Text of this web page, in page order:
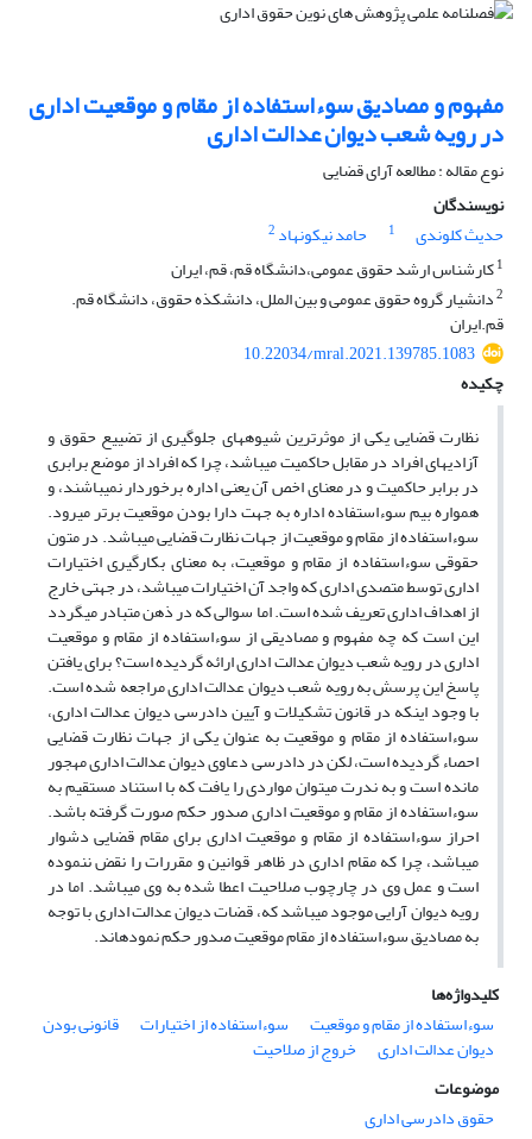
مفهوم و مصادیق سوءاستفاده از مقام و موقعیت اداری
در رویه شعب دیوان عدالت اداری
نوع مقاله : مطالعه آرای قضایی
نویسندگان
حدیث کلوندی
1 حامد نیکونهاد 2
1کارشناس ارشد حقوق عمومی،دانشگاه قم، قم، ایران
2دانشیار گروه حقوق عمومی و بین الملل، دانشکذه حقوق، دانشگاه قم.
قم.ایران
10.22034/mral.2021.139785.1083
چکیده
نظارت قضایی یکی از موثرترین شیوههای جلوگیری از تضییع حقوق و
آزادیهای افراد در مقابل حاکمیت میباشد، چرا که افراد از موضع برابری
در برابر حاکمیت و در معنای اخص آن یعنی اداره برخوردار نمیباشند، و
همواره بیم سوءاستفاده اداره به جهت دارا بودن موقعیت برتر میرود.
سوءاستفاده از مقام و موقعیت از جهات نظارت قضایی میباشد. در متون
حقوقی سوءاستفاده از مقام و موقعیت، به معنای بکارگیری اختیارات
اداری توسط متصدی اداری که واجد آن اختیارات میباشد، در جهتی خارج
از اهداف اداری تعریف شده است. اما سوالی که در ذهن متبادر میگردد
این است که چه مفهوم و مصادیقی از سوءاستفاده از مقام و موقعیت
اداری در رویه شعب دیوان عدالت اداری ارائه گردیده است؟ برای یافتن
پاسخ این پرسش به رویه شعب دیوان عدالت اداری مراجعه شده است.
با وجود اینکه در قانون تشکیلات و آیین دادرسی دیوان عدالت اداری،
سوءاستفاده از مقام و موقعیت به عنوان یکی از جهات نظارت قضایی
احصاء گردیده است، لکن در دادرسی دعاوی دیوان عدالت اداری مهجور
مانده است و به ندرت میتوان مواردی را یافت که با استناد مستقیم به
سوءاستفاده از مقام و موقعیت اداری صدور حکم صورت گرفته باشد.
احراز سوءاستفاده از مقام و موقعیت اداری برای مقام قضایی دشوار
میباشد، چرا که مقام اداری در ظاهر قوانین و مقررات را نقض ننموده
است و عمل وی در چارچوب صلاحیت اعطا شده به وی میباشد. اما در
رویه دیوان آرایی موجود میباشد که، قضات دیوان عدالت اداری با توجه
به مصادیق سوءاستفاده از مقام موقعیت صدور حکم نمودهاند.
کلیدواژه‌ها
سوءاستفاده از مقام و موقعیت
سوءاستفاده از اختیارات قانونی بودن
دیوان عدالت اداری
خروج از صلاحیت
موضوعات
حقوق دادرسی اداری